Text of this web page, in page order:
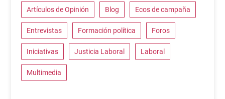
Artículos de Opinión Blog Ecos de campaña
Entrevistas Formación política Foros
Iniciativas Justicia Laboral Laboral
Multimedia